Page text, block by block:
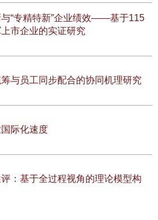
“专精特新”企业绩效——基于115
市企业的实证研究
与员工同步配合的协同机理研究
际化速度
：基于全过程视角的理论模型构